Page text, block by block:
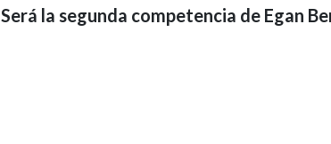
Será la segunda competencia de Egan